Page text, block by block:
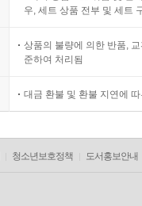
우, 세트 상품 전부 및 세트
상품의 불량에 의한 반품,
준하여 처리됨
대금 환불 및 환불 지연에
청소년보호정책 도서홍보안내